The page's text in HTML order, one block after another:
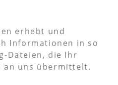
erhebt und
Informationen in so
Dateien, die Ihr
an uns übermittelt.